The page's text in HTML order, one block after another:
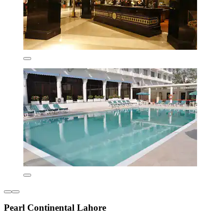
Pearl Continental Lahore